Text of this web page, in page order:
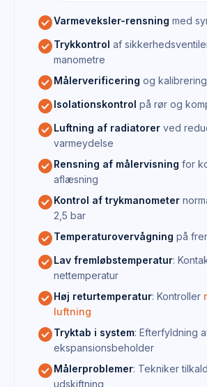
check_circleVarmeveksler-rensning med
check_circleTrykkontrol af
manometre
check_circleMålerverificering og
check_circleIsolationskontrol på rør og
check_circleLuftning af radiatorer ved
varmeydelse
check_circleRensning af målervisning for
aflæsning
check_circleKontrol af trykmanometer
2,5 bar
check_circleTemperaturovervågning på
check_circleLav fremløbstemperatur:
nettemperatur
check_circleHøj returtemperatur: Kontroller
luftning
check_circleTryktab i system: Efterfyldning
ekspansionsbeholder
check_circleMålerproblemer: Tekniker
udskiftning